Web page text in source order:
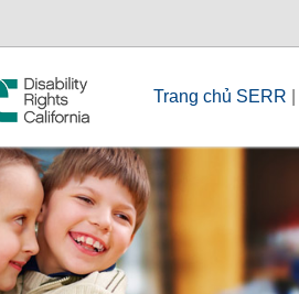
Trang chủ SERR